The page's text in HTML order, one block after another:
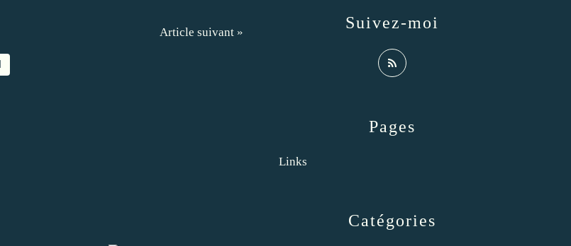
Article suivant »
Catégories
Pages
Links
Suivez-moi